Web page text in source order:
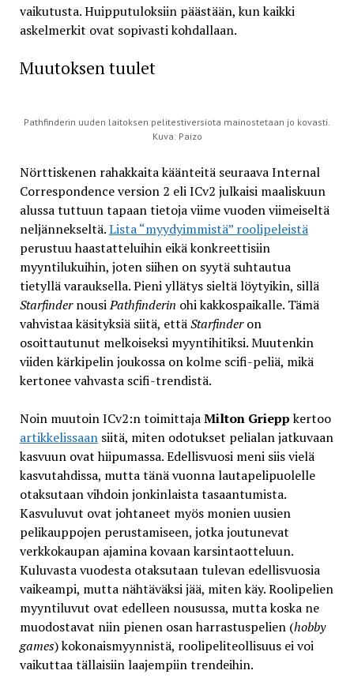
vaikutusta. Huipputuloksiin päästään, kun kaikki
askelmerkit ovat sopivasti kohdallaan.
Muutoksen tuulet
Pathfinderin uuden laitoksen pelitestiversiota mainostetaan jo kovasti.
Kuva: Paizo
Nörttiskenen rahakkaita käänteitä seuraava Internal
Correspondence version 2 eli ICv2 julkaisi maaliskuun
alussa tuttuun tapaan tietoja viime vuoden viimeiseltä
neljännekseltä.Lista “myydyimmistä” roolipeleistä
perustuu haastatteluihin eikä konkreettisiin
myyntilukuihin, joten siihen on syytä suhtautua
tietyllä varauksella. Pieni yllätys sieltä löytyikin, sillä
StarfindernousiPathfinderin ohi kakkospaikalle. Tämä
vahvistaa käsityksiä siitä, ettäStarfinderon
osoittautunut melkoiseksi myyntihitiksi. Muutenkin
viiden kärkipelin joukossa on kolme scifi-peliä, mikä
kertonee vahvasta scifi-trendistä.
Noin muutoin ICv2:n toimittajaMilton Grieppkertoo
artikkelissaansiitä, miten odotukset pelialan jatkuvaan
kasvuun ovat hiipumassa. Edellisvuosi meni siis vielä
kasvutahdissa, mutta tänä vuonna lautapelipuolelle
otaksutaan vihdoin jonkinlaista tasaantumista.
Kasvuluvut ovat johtaneet myös monien uusien
pelikauppojen perustamiseen, jotka joutunevat
verkkokaupan ajamina kovaan karsintaotteluun.
Kuluvasta vuodesta otaksutaan tulevan edellisvuosia
vaikeampi, mutta nähtäväksi jää, miten käy. Roolipelien
myyntiluvut ovat edelleen nousussa, mutta koska ne
muodostavat niin pienen osan harrastuspelien (hobby
games) kokonaismyynnistä, roolipeliteollisuus ei voi
vaikuttaa tällaisiin laajempiin trendeihin.